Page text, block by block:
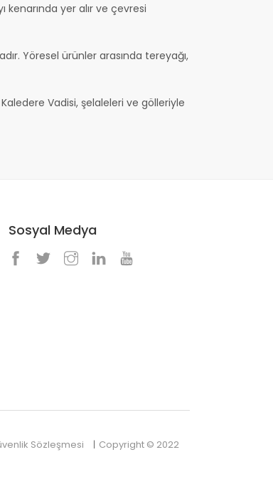
yer alır ve çevresi
Yöresel ürünler arasında tereyağı,
Vadisi, şelaleleri ve gölleriyle
Sosyal Medya
Sözleşmesi Copyright © 2022